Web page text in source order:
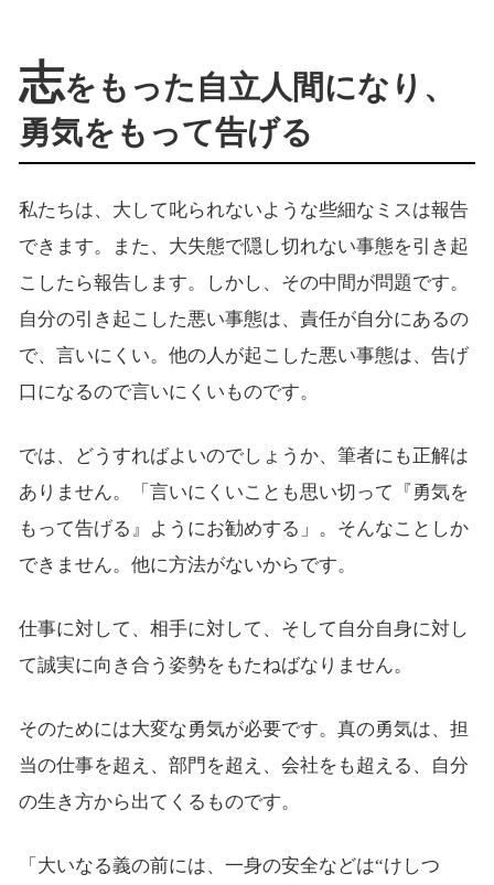
志をもった自立人間になり、
勇気をもって告げる
私たちは、大して叱られないような些細なミスは報告
できます。また、大失態で隠し切れない事態を引き起
こしたら報告します。しかし、その中間が問題です。
自分の引き起こした悪い事態は、責任が自分にあるの
で、言いにくい。他の人が起こした悪い事態は、告げ
口になるので言いにくいものです。
では、どうすればよいのでしょうか、筆者にも正解は
ありません。「言いにくいことも思い切って『勇気を
もって告げる』ようにお勧めする」。そんなことしか
できません。他に方法がないからです。
仕事に対して、相手に対して、そして自分自身に対し
て誠実に向き合う姿勢をもたねばなりません。
そのためには大変な勇気が必要です。真の勇気は、担
当の仕事を超え、部門を超え、会社をも超える、自分
の生き方から出てくるものです。
「大いなる義の前には、一身の安全などは“けしつ